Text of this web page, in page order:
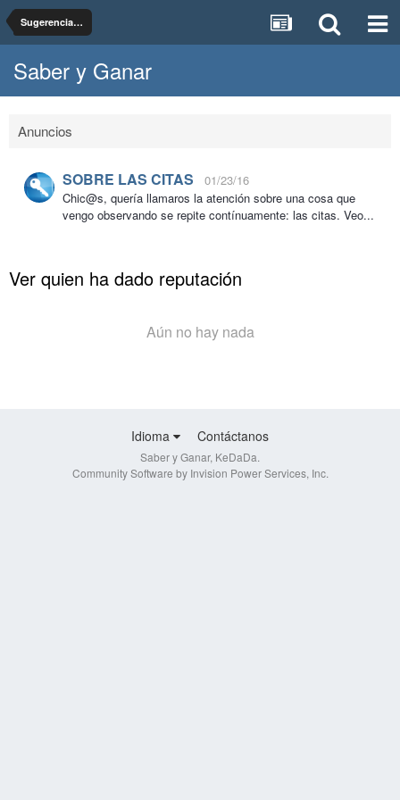
Sugerencias, dudas y pruebas del foro Saber y Ganar
Saber y Ganar
Anuncios
SOBRE LAS CITAS
01/23/16
Chic@s, quería llamaros la atención sobre una cosa que
vengo observando se repite contínuamente: las citas. Veo...
Ver quien ha dado reputación
Aún no hay nada
Idioma Contáctanos
Saber y Ganar, KeDaDa.
Community Software by Invision Power Services, Inc.